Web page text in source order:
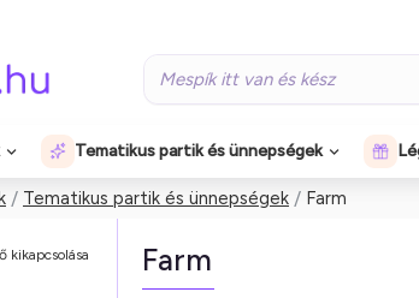
Tematikus partik és ünnepségek
Tematikus partik és ünnepségek Farm
kikapcsolása Farm